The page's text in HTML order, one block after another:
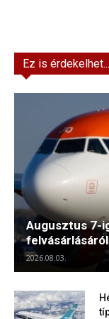
Ez is érdekelhet...
Augusztus 7-
2026.08.03.